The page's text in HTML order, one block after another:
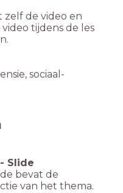
zelf de video en
tijdens de les
sociaal-
- Slide
bevat de
van het thema.